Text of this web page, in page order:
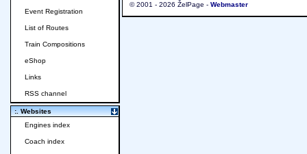
© 2001 - 2026 ŽelPage - Webmaster
Event Registration
List of Routes
Train Compositions
eShop
Links
RSS channel
:. Websites
Engines index
Coach index